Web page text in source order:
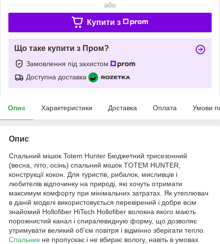
або
Купити з
Що таке купити з Пром?
Замовлення під захистом
Доступна доставка
Опис Характеристики Доставка Оплата Умови
Опис
Спальний мішок Totem Hunter Бюджетний трисезонний
(весна, літо, осінь) спальний мішок TOTEM HUNTER,
конструкції кокон. Для туристів, рибалок, мисливців і
любителів відпочинку на природі, які хочуть отримати
максимум комфорту при мінімальних затратах. Як утеплювач
в даній моделі використовується перевірений і добре всім
знайомий Hollofiber HiTech Hollofiber волокна якого мають
порожнистий канал і спиралевидную форму, що дозволяє
утримувати великий об'єм повітря і відмінно зберігати тепло.
Спальник не пропускає і не вбирає вологу, навіть в умовах